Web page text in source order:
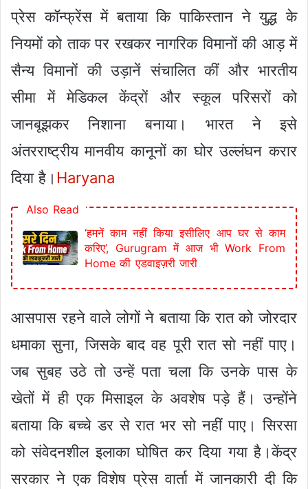
प्रेस कॉन्फ्रेंस में बताया कि पाकिस्तान ने युद्ध के
नियमों को ताक पर रखकर नागरिक विमानों की आड़ में
सैन्य विमानों की उड़ानें संचालित कीं और भारतीय
सीमा में मेडिकल केंद्रों और स्कूल परिसरों को
जानबूझकर निशाना बनाया। भारत ने इसे
अंतरराष्ट्रीय मानवीय कानूनों का घोर उल्लंघन करार
दिया है। Haryana
Also Read
‘हमनें काम नहीं किया इसीलिए आप घर से काम
करिए’, Gurugram में आज भी Work From
Home की एडवाइज़री जारी
आसपास रहने वाले लोगों ने बताया कि रात को जोरदार
धमाका सुना, जिसके बाद वह पूरी रात सो नहीं पाए।
जब सुबह उठे तो उन्हें पता चला कि उनके पास के
खेतों में ही एक मिसाइल के अवशेष पड़े हैं। उन्होंने
बताया कि बच्चे डर से रात भर सो नहीं पाए। सिरसा
को संवेदनशील इलाका घोषित कर दिया गया है।केंद्र
सरकार ने एक विशेष प्रेस वार्ता में जानकारी दी कि